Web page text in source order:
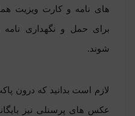
های نامه و کارت ویزیت
برای حمل و نگهداری
شوند.
لازم است بدانید که درون
عکس های پرسنلی نیز